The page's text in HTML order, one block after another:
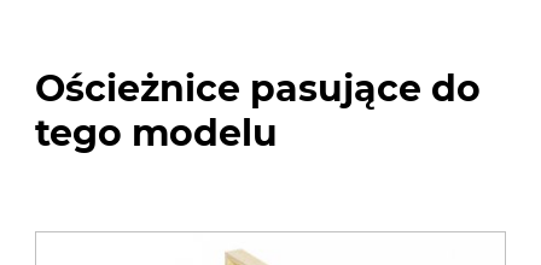
Ościeżnice pasujące do
tego modelu